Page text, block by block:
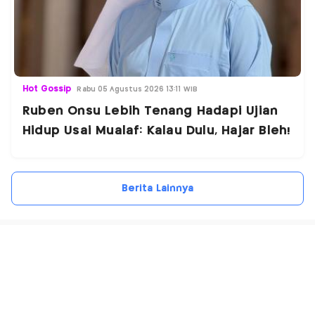
Hot Gossip Rabu 05 Agustus 2026 13:11 WIB
Ruben Onsu Lebih Tenang Hadapi Ujian
Hidup Usai Mualaf: Kalau Dulu, Hajar Bleh!
Berita Lainnya